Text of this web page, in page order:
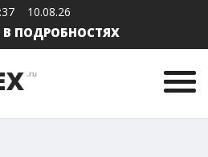
10.08.26
ПОДРОБНОСТЯХ